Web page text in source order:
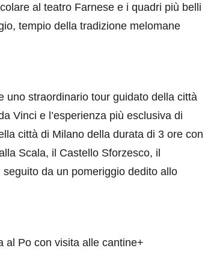
al teatro Farnese e i quadri più belli
tempio della tradizione melomane
uno straordinario tour guidato della città
Vinci e l’esperienza più esclusiva di
città di Milano della durata di 3 ore con
Scala, il Castello Sforzesco, il
da un pomeriggio dedito allo
al Po con visita alle cantine+